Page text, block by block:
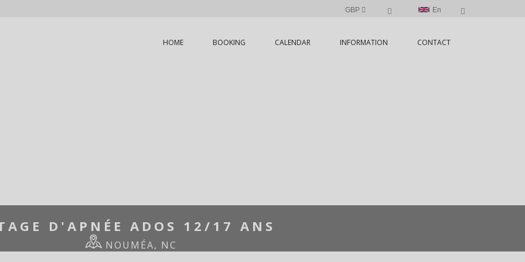
En
GBP
HOME BOOKING CALENDAR INFORMATION CONTACT
D'APNÉE ADOS 12/17 ANS
NOUMÉA, NC